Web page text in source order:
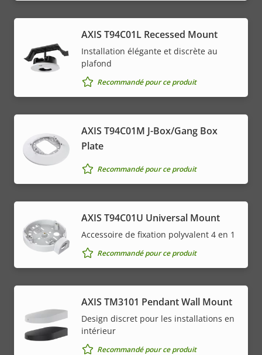
AXIS T94C01L Recessed Mount
Installation élégante et discrète au
plafond
Recommandé pour ce produit
AXIS T94C01M J-Box/Gang Box
Plate
Recommandé pour ce produit
AXIS T94C01U Universal Mount
Accessoire de fixation polyvalent 4 en 1
Recommandé pour ce produit
AXIS TM3101 Pendant Wall Mount
Design discret pour les installations en
intérieur
Recommandé pour ce produit